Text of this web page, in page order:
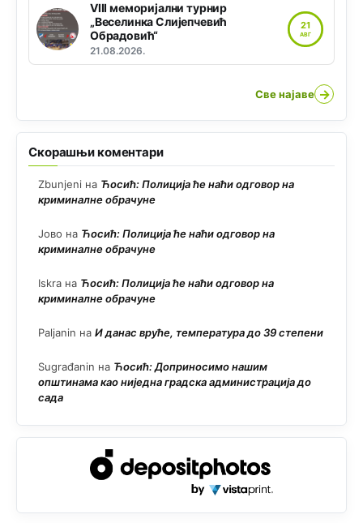
VIII меморијални турнир
„Веселинка Слијепчевић
Обрадовић“
21.08.2026.
21
АВГ
Све најаве →
Скорашњи коментари
Zbunjeni на Ћосић: Полиција ће наћи одговор на
криминалне обрачуне
Јово на Ћосић: Полиција ће наћи одговор на
криминалне обрачуне
Iskra на Ћосић: Полиција ће наћи одговор на
криминалне обрачуне
Paljanin на И данас вруће, температура до 39 степени
Sugrađanin на Ћосић: Доприносимо нашим
општинама као ниједна градска администрација до
сада